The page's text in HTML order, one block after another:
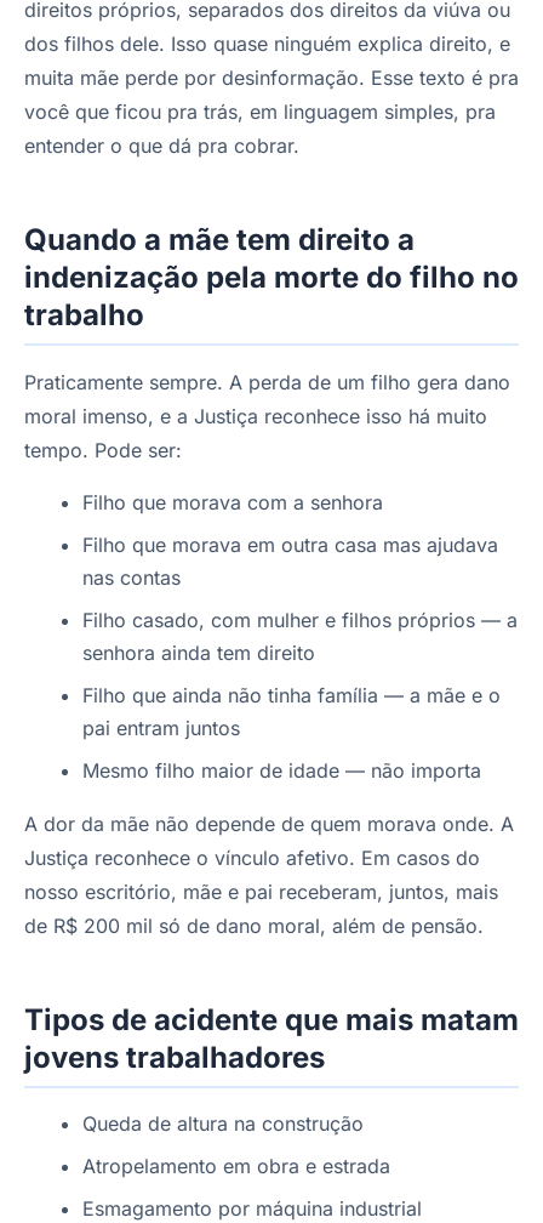
direitos próprios, separados dos direitos da viúva ou
dos filhos dele. Isso quase ninguém explica direito, e
muita mãe perde por desinformação. Esse texto é pra
você que ficou pra trás, em linguagem simples, pra
entender o que dá pra cobrar.
Quando a mãe tem direito a
indenização pela morte do filho no
trabalho
Praticamente sempre. A perda de um filho gera dano
moral imenso, e a Justiça reconhece isso há muito
tempo. Pode ser:
Filho que morava com a senhora
Filho que morava em outra casa mas ajudava
nas contas
Filho casado, com mulher e filhos próprios — a
senhora ainda tem direito
Filho que ainda não tinha família — a mãe e o
pai entram juntos
Mesmo filho maior de idade — não importa
A dor da mãe não depende de quem morava onde. A
Justiça reconhece o vínculo afetivo. Em casos do
nosso escritório, mãe e pai receberam, juntos, mais
de R$ 200 mil só de dano moral, além de pensão.
Tipos de acidente que mais matam
jovens trabalhadores
Queda de altura na construção
Atropelamento em obra e estrada
Esmagamento por máquina industrial